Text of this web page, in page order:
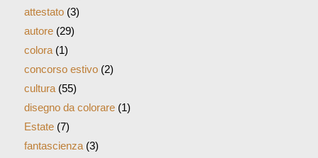
attestato(3)
autore(29)
colora(1)
concorso estivo(2)
cultura(55)
disegno da colorare(1)
Estate(7)
fantascienza(3)